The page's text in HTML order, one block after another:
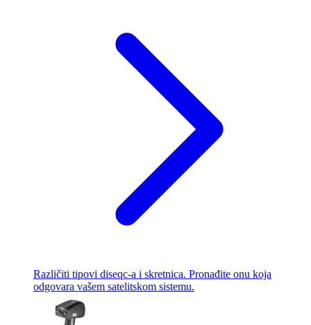
Različiti tipovi diseqc-a i skretnica. Pronađite onu koja
odgovara vašem satelitskom sistemu.